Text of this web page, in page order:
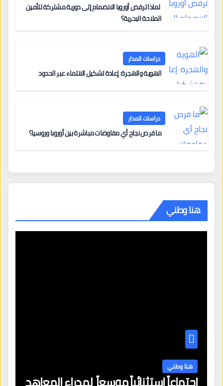
لماذا ترفض أوروبا الانضمام إلى دورية مشتركة لتأمين
الملاحة البحرية؟
دراسات المدار
الهوية والهجرة: إعادة تشكيل الانتماء عبر الحدود
دراسات المدار
ما فرص نجاح أي مفاوضات مباشرة بين أوروبا وروسيا؟
هنا وطني
هنا وطني